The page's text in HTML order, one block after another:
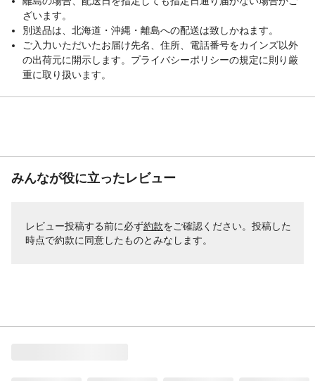
ざいます。
別送品は、北海道・沖縄・離島への配送は致しかねます。
ご入力いただいたお届け先名、住所、電話番号をカインズ以外
の出荷元に開示します。プライバシーポリシーの規定に則り厳
重に取り扱います。
みんなが役に立ったレビュー
レビュー投稿する前に必ず約款をご確認ください。投稿した
時点で約款に同意したものとみなします。